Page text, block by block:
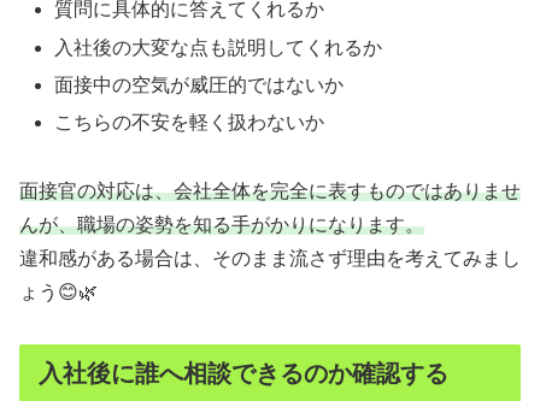
質問に具体的に答えてくれるか
入社後の大変な点も説明してくれるか
面接中の空気が威圧的ではないか
こちらの不安を軽く扱わないか
面接官の対応は、会社全体を完全に表すものではありませ
んが、職場の姿勢を知る手がかりになります。
違和感がある場合は、そのまま流さず理由を考えてみまし
ょう😊🌿
入社後に誰へ相談できるのか確認する